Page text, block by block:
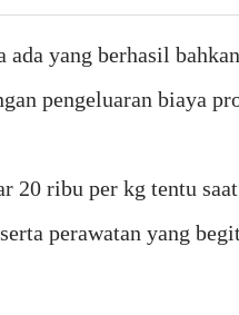
ada yang berhasil
pengeluaran biaya
20 ribu per kg tentu
perawatan yang